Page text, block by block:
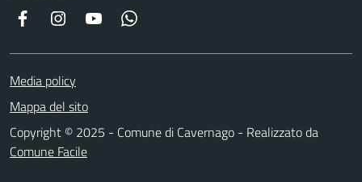
Facebook InstagramYouTube
Media policy
Mappa del sito
Copyright © 2025 - Comune di Cavernago - Realizzato da
Comune Facile